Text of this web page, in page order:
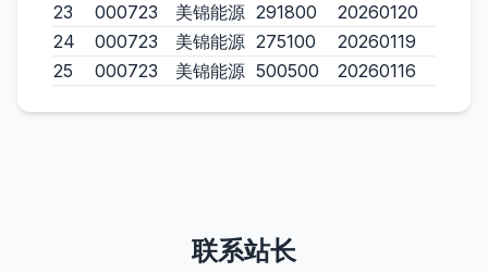
23
000723 美锦能源 291800
20260120
24
000723 美锦能源 275100
20260119
25
000723 美锦能源 500500 20260116
联系站长